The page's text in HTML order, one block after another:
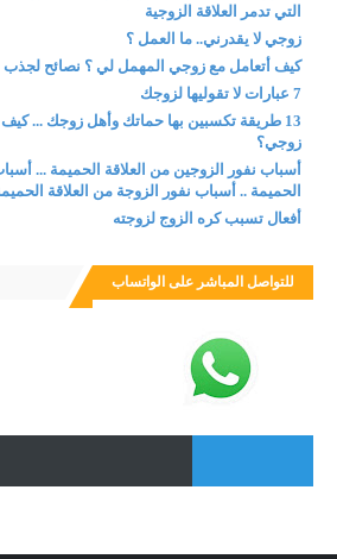
التي تدمر العلاقة الزوجية
زوجي لا يقدرني.. ما العمل ؟
كيف أتعامل مع زوجي المهمل لي ؟ نصائح لجذب
7 عبارات لا تقوليها لزوجك
13 طريقة تكسبين بها حماتك وأهل زوجك ...
زوجي؟
أسباب نفور الزوجين من العلاقة الحميمة ...
الحميمة .. أسباب نفور الزوجة من العلاقة
أفعال تسبب كره الزوج لزوجته
للتواصل المباشر على الواتساب